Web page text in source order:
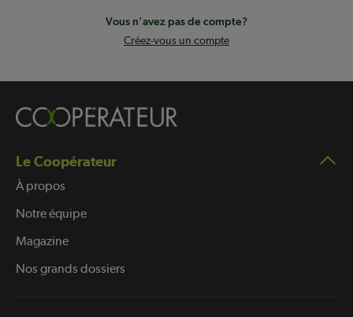
Vous n’avez pas de compte?
Créez-vous un compte
Le Coopérateur
À propos
Notre équipe
Magazine
Nos grands dossiers